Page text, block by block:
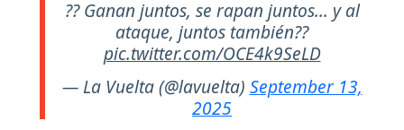
?? Ganan juntos, se rapan juntos... y al
ataque, juntos también??
pic.twitter.com/OCE4k9SeLD
— La Vuelta (@lavuelta) September 13,
2025